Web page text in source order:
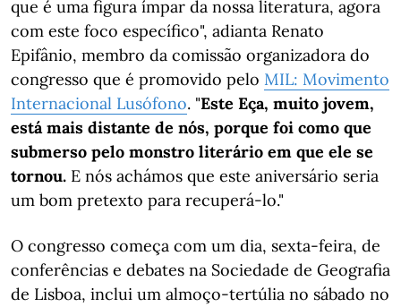
que é uma figura ímpar da nossa literatura, agora
com este foco específico", adianta Renato
Epifânio, membro da comissão organizadora do
congresso que é promovido pelo MIL: Movimento
Internacional Lusófono. "Este Eça, muito jovem,
está mais distante de nós, porque foi como que
submerso pelo monstro literário em que ele se
tornou. E nós achámos que este aniversário seria
um bom pretexto para recuperá-lo."
O congresso começa com um dia, sexta-feira, de
conferências e debates na Sociedade de Geografia
de Lisboa, inclui um almoço-tertúlia no sábado no